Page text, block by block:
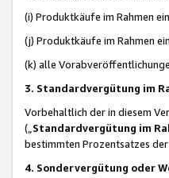
(i) Produktkäufe im Rahmen
(j) Produktkäufe im Rahmen
(k) alle
3. Standardvergütung im
Vorbehaltlich der in diesem
(„ Standardvergütung im
bestimmten Prozentsatzes
4. Sondervergütung oder